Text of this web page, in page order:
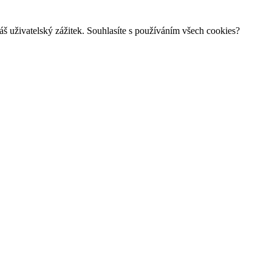
uživatelský zážitek. Souhlasíte s používáním všech cookies?